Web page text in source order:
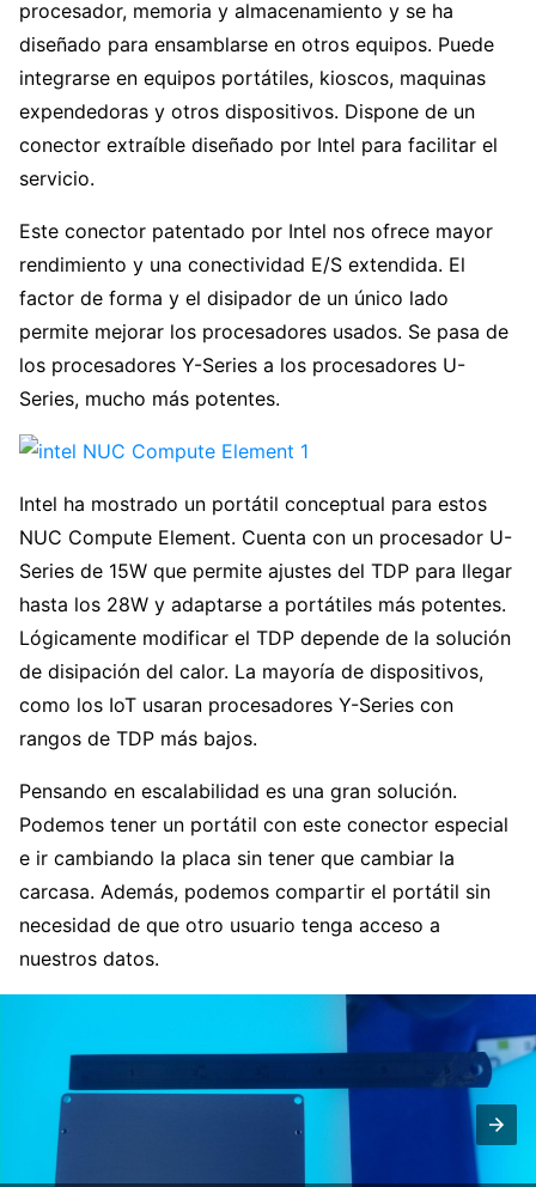
procesador, memoria y almacenamiento y se ha
diseñado para ensamblarse en otros equipos. Puede
integrarse en equipos portátiles, kioscos, maquinas
expendedoras y otros dispositivos. Dispone de un
conector extraíble diseñado por Intel para facilitar el
servicio.
Este conector patentado por Intel nos ofrece mayor
rendimiento y una conectividad E/S extendida. El
factor de forma y el disipador de un único lado
permite mejorar los procesadores usados. Se pasa de
los procesadores Y-Series a los procesadores U-
Series, mucho más potentes.
Intel ha mostrado un portátil conceptual para estos
NUC Compute Element. Cuenta con un procesador U-
Series de 15W que permite ajustes del TDP para llegar
hasta los 28W y adaptarse a portátiles más potentes.
Lógicamente modificar el TDP depende de la solución
de disipación del calor. La mayoría de dispositivos,
como los IoT usaran procesadores Y-Series con
rangos de TDP más bajos.
Pensando en escalabilidad es una gran solución.
Podemos tener un portátil con este conector especial
e ir cambiando la placa sin tener que cambiar la
carcasa. Además, podemos compartir el portátil sin
necesidad de que otro usuario tenga acceso a
nuestros datos.